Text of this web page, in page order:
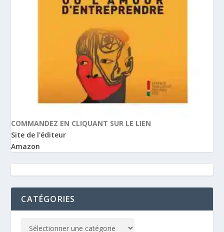
COMMANDEZ EN CLIQUANT SUR LE LIEN
Site de l'éditeur
Amazon
CATÉGORIES